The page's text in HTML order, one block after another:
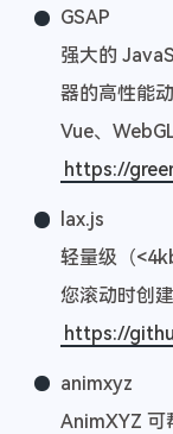
GSAP
强大的
器的高性能
Vue、
https://
lax.js
轻量级（
您滚动时创
https://
animxyz
AnimXYZ 可